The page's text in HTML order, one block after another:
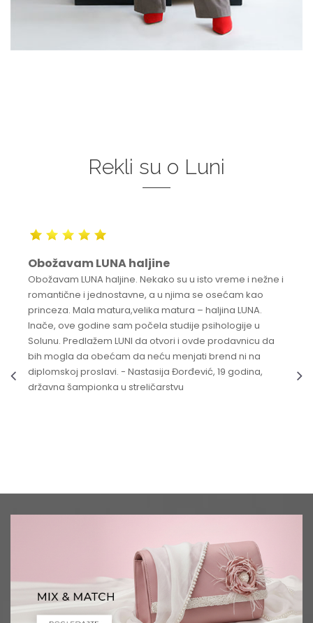
Rekli su o Luni
Obožavam LUNA haljine
Obožavam LUNA haljine. Nekako su u isto vreme i nežne i
romantične i jednostavne, a u njima se osećam kao
princeza. Mala matura,velika matura – haljina LUNA.
Inače, ove godine sam počela studije psihologije u
Solunu. Predlažem LUNI da otvori i ovde prodavnicu da
bih mogla da obećam da neću menjati brend ni na
diplomskoj proslavi. - Nastasija Đorđević, 19 godina,
državna šampionka u streličarstvu